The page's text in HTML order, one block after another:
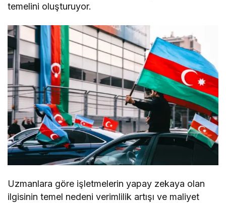
temelini oluşturuyor.
Uzmanlara göre işletmelerin yapay zekaya olan
ilgisinin temel nedeni verimlilik artışı ve maliyet